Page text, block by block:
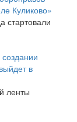
Куликово»
стартовали
в
ленты